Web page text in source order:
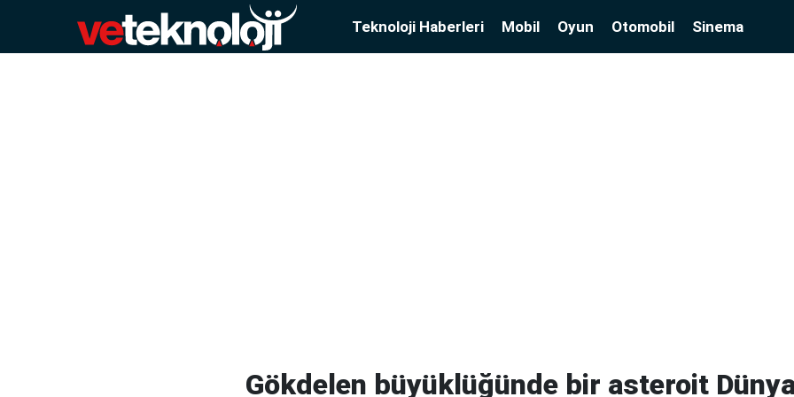
Teknoloji Haberleri Mobil Oyun Otomobil Sinema
Gökdelen büyüklüğünde bir asteroit